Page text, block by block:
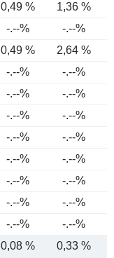
0,49 % 1,36 %
-.--%
-.--%
0,49 % 2,64 %
-.--% -.--%
-.--% -.--%
-.--% -.--%
-.--% -.--%
-.--%
-.--%
-.--%
-.--%
-.--%
-.--%
-.--% -.--%
0,08 % 0,33 %